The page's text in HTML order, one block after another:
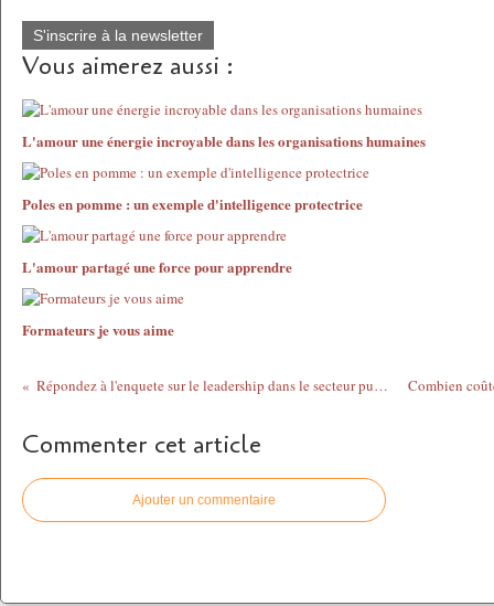
S'inscrire à la newsletter
Vous aimerez aussi :
L'amour une énergie incroyable dans les organisations humaines
Poles en pomme : un exemple d'intelligence protectrice
L'amour partagé une force pour apprendre
Formateurs je vous aime
Répondez à l'enquete sur le leadership dans le secteur public
Commenter cet article
Ajouter un commentaire